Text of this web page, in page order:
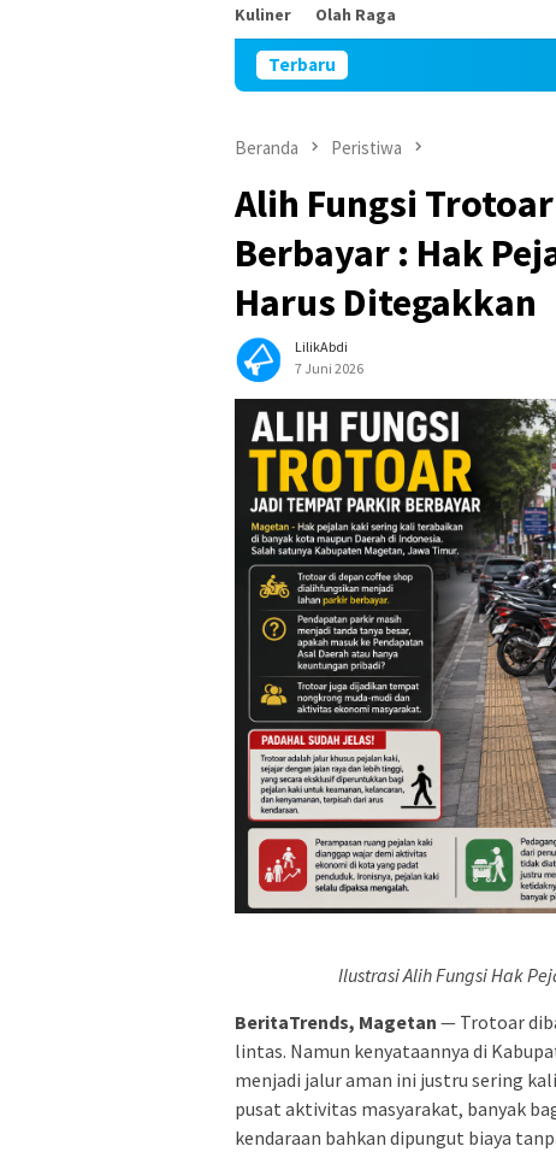
Kuliner
Olah Raga
Terbaru
Beranda Peristiwa
Alih Fungsi
Berbayar : Hak
Harus Ditegakkan
LilikAbdi
7 Juni 2026
Ilustrasi Alih Fungsi Hak
BeritaTrends, Magetan — Trotoar
lintas. Namun kenyataannya di
menjadi jalur aman ini justru sering
pusat aktivitas masyarakat, banyak
kendaraan bahkan dipungut biaya